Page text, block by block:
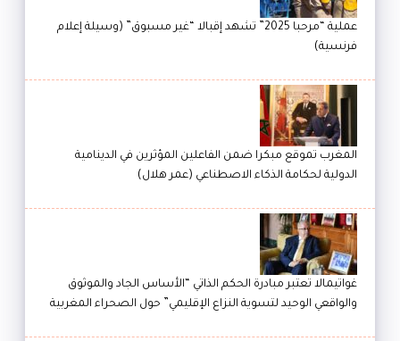
عملية “مرحبا 2025” تشهد إقبالا “غير مسبوق” (وسيلة إعلام
فرنسية)
المغرب تموقع مبكرا ضمن الفاعلين المؤثرين في الدينامية
الدولية لحكامة الذكاء الاصطناعي (عمر هلال)
غواتيمالا تعتبر مبادرة الحكم الذاتي “الأساس الجاد والموثوق
والواقعي الوحيد لتسوية النزاع الإقليمي” حول الصحراء المغربية